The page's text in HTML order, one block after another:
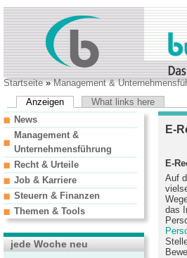
Startseite»Management &
Anzeigen
What links here
E-
E-
Auf
das
News
Management &
Unternehmensführung
Recht & Urteile
Job & Karriere
Steuern & Finanzen
Themen & Tools
jede Woche neu